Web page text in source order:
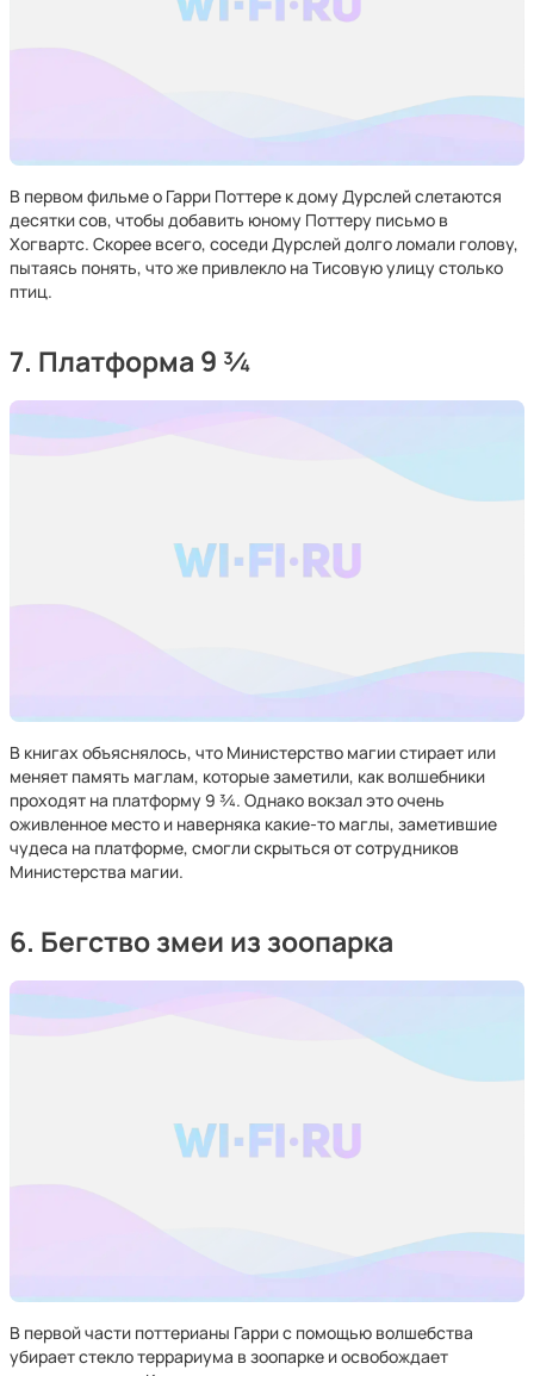
В первом фильме о Гарри Поттере к дому Дурслей слетаются
десятки сов, чтобы добавить юному Поттеру письмо в
Хогвартс. Скорее всего, соседи Дурслей долго ломали голову,
пытаясь понять, что же привлекло на Тисовую улицу столько
птиц.
7. Платформа 9 ¾
В книгах объяснялось, что Министерство магии стирает или
меняет память маглам, которые заметили, как волшебники
проходят на платформу 9 ¾. Однако вокзал это очень
оживленное место и наверняка какие-то маглы, заметившие
чудеса на платформе, смогли скрыться от сотрудников
Министерства магии.
6. Бегство змеи из зоопарка
В первой части поттерианы Гарри с помощью волшебства
убирает стекло террариума в зоопарке и освобождает